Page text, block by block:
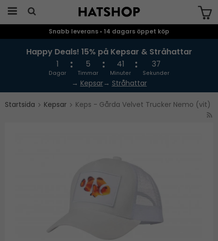
Snabb leverans • 14 dagars öppet köp
Happy Deals! 15% på Kepsar & Stråhattar
1
Dagar
5
Timmar
41
Minuter
37
Sekunder
→ Kepsar→ Stråhattar
Startsida Kepsar Keps - Gårda Velvet Trucker Nemo (vit)